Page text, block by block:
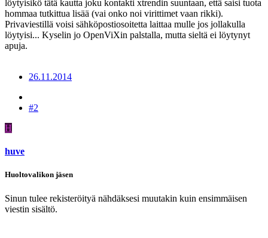
löytyisikö tätä kautta joku kontakti xtrendin suuntaan, että saisi tuota
hommaa tutkittua lisää (vai onko noi virittimet vaan rikki).
Privaviestillä voisi sähköpostiosoitetta laittaa mulle jos jollakulla
löytyisi... Kyselin jo OpenViXin palstalla, mutta sieltä ei löytynyt
apuja.
26.11.2014
#2
H
huve
Huoltovalikon jäsen
Sinun tulee rekisteröityä nähdäksesi muutakin kuin ensimmäisen
viestin sisältö.